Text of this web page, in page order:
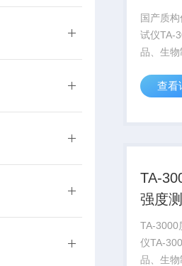
国产质
试仪TA-
品、生
硬度、
度、粘
查看
TA-
强度
TA-3000
仪TA-
品、生